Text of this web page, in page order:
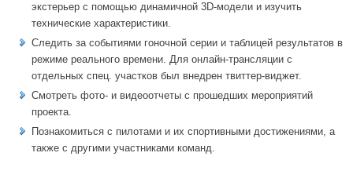
экстерьер с помощью динамичной 3D-модели и изучить
технические характеристики.
Следить за событиями гоночной серии и таблицей результатов в
режиме реального времени. Для онлайн-трансляции с
отдельных спец. участков был внедрен твиттер-виджет.
Смотреть фото- и видеоотчеты с прошедших мероприятий
проекта.
Познакомиться с пилотами и их спортивными достижениями, а
также с другими участниками команд.